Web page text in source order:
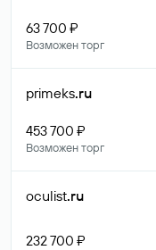
63 700 ₽
Возможен торг
primeks.ru
453 700 ₽
Возможен торг
oculist.ru
232 700 ₽